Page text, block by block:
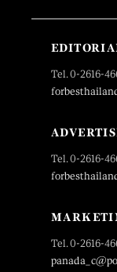
Tel. 0-2616-
Tel. 0-2616-
Tel. 0-2616-